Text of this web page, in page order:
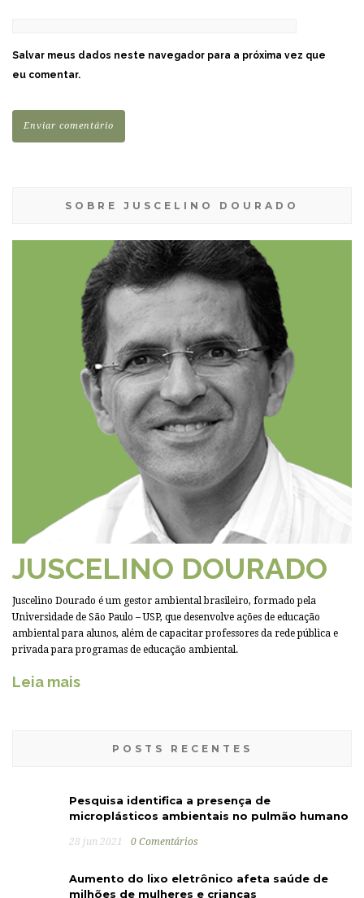
Salvar meus dados neste navegador para a próxima vez que
eu comentar.
SOBRE JUSCELINO DOURADO
JUSCELINO DOURADO
Juscelino Dourado é um gestor ambiental brasileiro, formado pela
Universidade de São Paulo – USP, que desenvolve ações de educação
ambiental para alunos, além de capacitar professores da rede pública e
privada para programas de educação ambiental.
Leia mais
POSTS RECENTES
Pesquisa identifica a presença de
microplásticos ambientais no pulmão humano
28 jun 2021 0 Comentários
Aumento do lixo eletrônico afeta saúde de
milhões de mulheres e crianças